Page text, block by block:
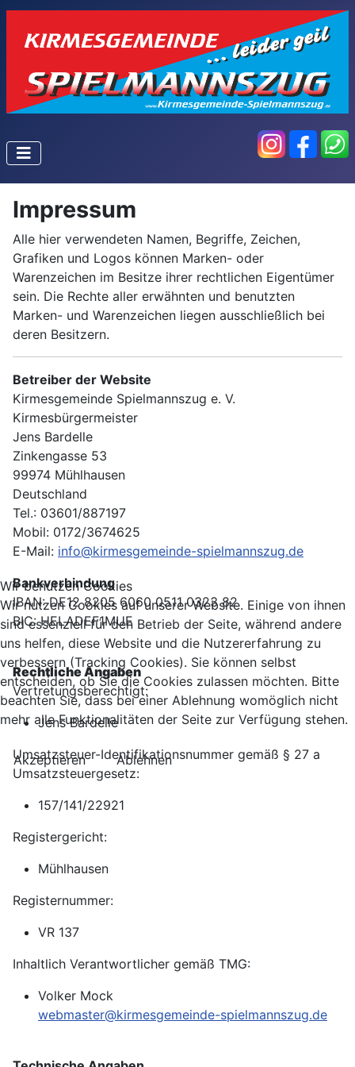
Impressum
Alle hier verwendeten Namen, Begriffe, Zeichen,
Grafiken und Logos können Marken- oder
Warenzeichen im Besitze ihrer rechtlichen Eigentümer
sein. Die Rechte aller erwähnten und benutzten
Marken- und Warenzeichen liegen ausschließlich bei
deren Besitzern.
Betreiber der Website
Kirmesgemeinde Spielmannszug e. V.
Kirmesbürgermeister
Jens Bardelle
Zinkengasse 53
99974 Mühlhausen
Deutschland
Tel.: 03601/887197
Mobil: 0172/3674625
E-Mail: info@kirmesgemeinde-spielmannszug.de
Bankverbindung
IBAN: DE12 8205 6060 0511 0323 82
BIC: HELADEF1MUE
Rechtliche Angaben
Vertretungsberechtigt:
Jens Bardelle
Umsatzsteuer-Identifikationsnummer gemäß § 27 a
Umsatzsteuergesetz:
157/141/22921
Registergericht:
Mühlhausen
Registernummer:
VR 137
Inhaltlich Verantwortlicher gemäß TMG:
Volker Mock
webmaster@kirmesgemeinde-spielmannszug.de
Wir benutzen Cookies
Wir nutzen Cookies auf unserer Website. Einige von ihnen
sind essenziell für den Betrieb der Seite, während andere
uns helfen, diese Website und die Nutzererfahrung zu
verbessern (Tracking Cookies). Sie können selbst
entscheiden, ob Sie die Cookies zulassen möchten. Bitte
beachten Sie, dass bei einer Ablehnung womöglich nicht
mehr alle Funktionalitäten der Seite zur Verfügung stehen.
Akzeptieren Ablehnen